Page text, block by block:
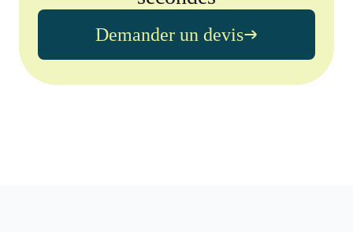
Demander un devis